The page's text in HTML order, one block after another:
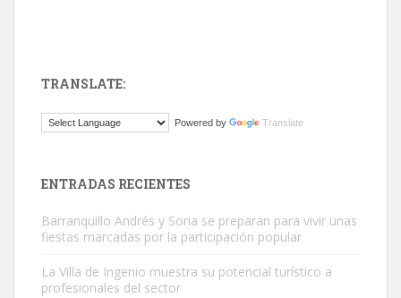
El ayuntamiento se va a llevar a Los Gatos callejeros de la zona los
TRANSLATE:
Powered by Translate
ENTRADAS RECIENTES
Barranquillo Andrés y Soria se preparan para vivir unas
fiestas marcadas por la participación popular
La Villa de Ingenio muestra su potencial turístico a
profesionales del sector